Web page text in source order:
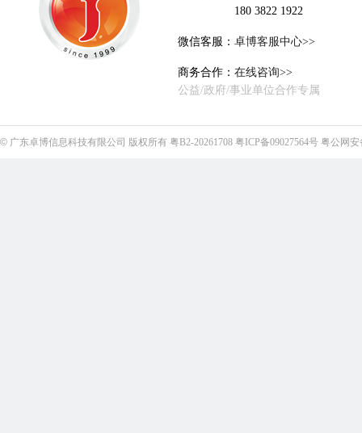
180 3822 1922
微信客服： 卓博客服中心>>
商务合作： 在线咨询>>
公益/政府/事业单位合作专属
© 广东卓博信息科技有限公司 版权所有 粤B2-20261708 粤ICP备09027564号 粤公网安